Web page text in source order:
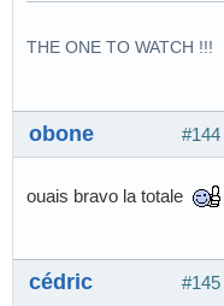
THE ONE TO WATCH !!!
#144
obone
ouais bravo la totale
#145
cédric